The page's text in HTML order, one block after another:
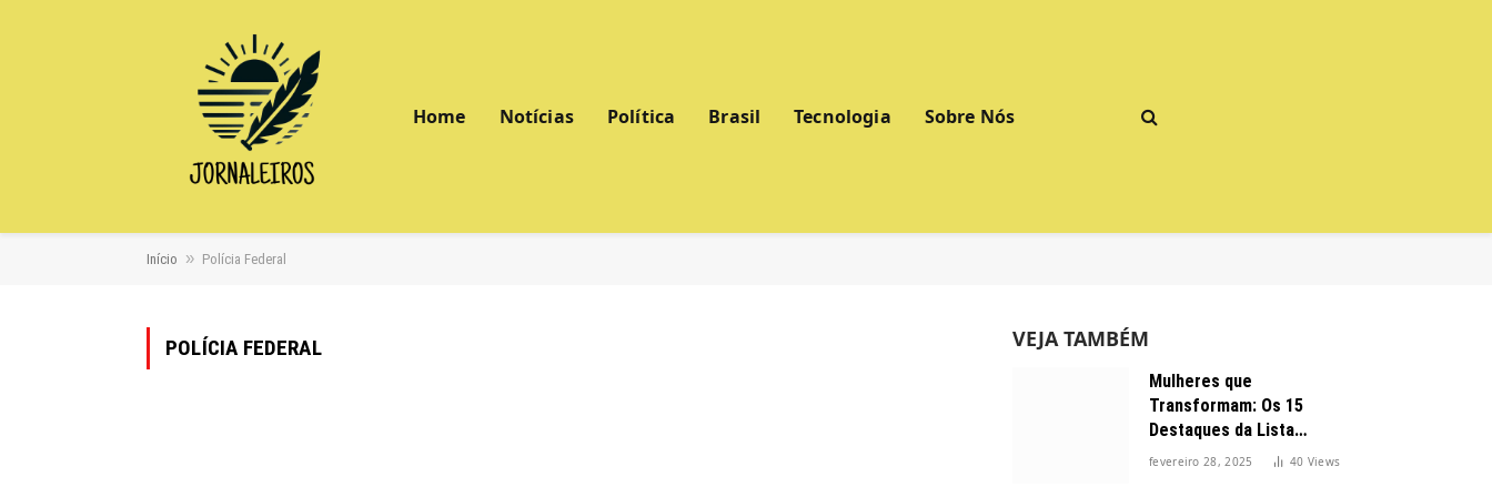
Home Notícias Política Brasil Tecnologia Sobre Nós
Início » Polícia Federal
POLÍCIA FEDERAL VEJA TAMBÉM
Mulheres que
Transformam: Os 15
Destaques da Lista
Forbes 2025 no Brasil
fevereiro 28, 2025 40 Views